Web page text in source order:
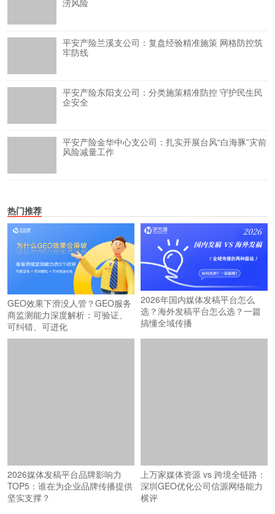
涝风险
平安产险兰溪支公司：复盘经验精准施策 网格防控筑
牢防线
平安产险东阳支公司：分类施策精准防控 守护民生民
企安全
平安产险金华中心支公司：扎实开展台风“白海豚”灾前
风险减量工作
热门推荐
GEO效果下滑没人管？GEO服务
商监测能力深度解析：可验证、
可纠错、可进化
2026年国内媒体发稿平台怎么
选？海外发稿平台怎么选？一篇
搞懂全域传播
2026媒体发稿平台品牌影响力
TOP5：谁在为企业品牌传播提供
坚实支撑？
上万家媒体资源 vs 跨境全链路：
深圳GEO优化公司信源网络能力
横评